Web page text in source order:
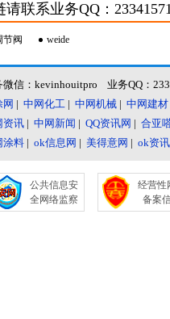
联系业务QQ：
节阀 weide
微信：kevinhouitpro 业务QQ：
网 | 中网化工 | 中网机械 | 中网建材
资讯 | 中网新闻 | QQ资讯网 | 合亚
涂料 | ok信息网 | 美得意网 | ok资
公共信息安
全网络监察
经营性
备案